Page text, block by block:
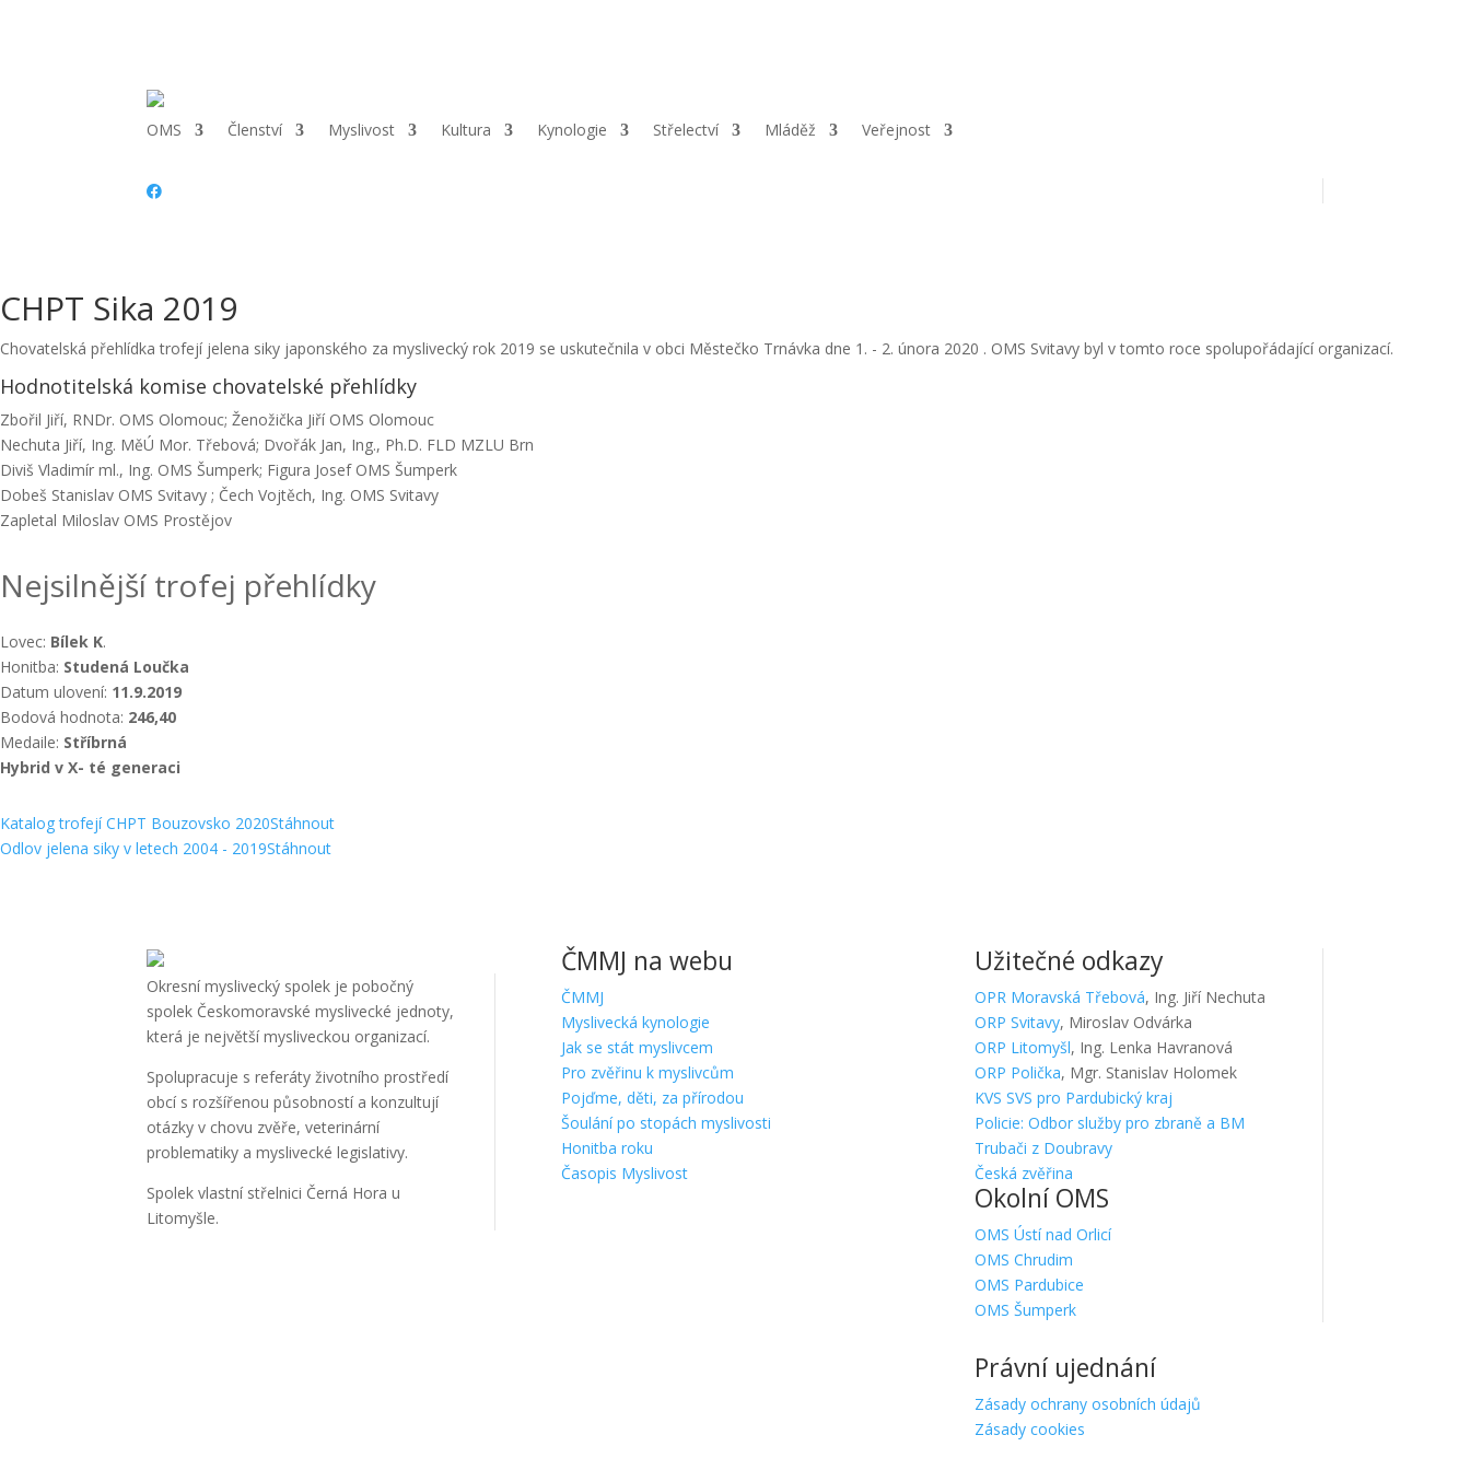
OMS Členství Myslivost Kultura Kynologie Střelectví Mláděž Veřejnost
CHPT Sika 2019
Chovatelská přehlídka trofejí jelena siky japonského za myslivecký rok 2019 se uskutečnila v obci Městečko Trnávka dne 1. - 2. února 2020 . OMS Svitavy byl v tomto roce spolupořádající organizací.
Hodnotitelská komise chovatelské přehlídky
Zbořil Jiří, RNDr. OMS Olomouc; Ženožička Jiří OMS Olomouc
Nechuta Jiří, Ing. MěÚ Mor. Třebová; Dvořák Jan, Ing., Ph.D. FLD MZLU Brn
Diviš Vladimír ml., Ing. OMS Šumperk; Figura Josef OMS Šumperk
Dobeš Stanislav OMS Svitavy ; Čech Vojtěch, Ing. OMS Svitavy
Zapletal Miloslav OMS Prostějov
Nejsilnější trofej přehlídky
Lovec: Bílek K.
Honitba: Studená Loučka
Datum ulovení: 11.9.2019
Bodová hodnota: 246,40
Medaile: Stříbrná
Hybrid v X- té generaci
Katalog trofejí CHPT Bouzovsko 2020Stáhnout
Odlov jelena siky v letech 2004 - 2019Stáhnout
Okresní myslivecký spolek je pobočný
spolek Českomoravské myslivecké jednoty,
která je největší mysliveckou organizací.
Spolupracuje s referáty životního prostředí
obcí s rozšířenou působností a konzultují
otázky v chovu zvěře, veterinární
problematiky a myslivecké legislativy.
Spolek vlastní střelnici Černá Hora u
Litomyšle.
ČMMJ na webu
ČMMJ
Myslivecká kynologie
Jak se stát myslivcem
Pro zvěřinu k myslivcům
Pojďme, děti, za přírodou
Šoulání po stopách myslivosti
Honitba roku
Časopis Myslivost
Užitečné odkazy
OPR Moravská Třebová, Ing. Jiří Nechuta
ORP Svitavy, Miroslav Odvárka
ORP Litomyšl, Ing. Lenka Havranová
ORP Polička, Mgr. Stanislav Holomek
KVS SVS pro Pardubický kraj
Policie: Odbor služby pro zbraně a BM
Trubači z Doubravy
Česká zvěřina
Okolní OMS
OMS Ústí nad Orlicí
OMS Chrudim
OMS Pardubice
OMS Šumperk
Právní ujednání
Zásady ochrany osobních údajů
Zásady cookies